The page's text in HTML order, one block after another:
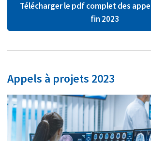
Télécharger le pdf complet des
fin 2023
Appels à projets 2023